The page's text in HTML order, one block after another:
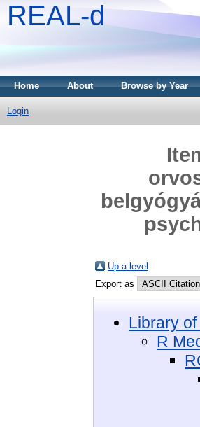
REAL-d
Home About Browse by Year
Login
Up a level
Export as
Library
R